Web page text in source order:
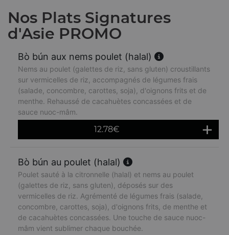
Nos Plats Signatures
d'Asie PROMO
Bò bún aux nems poulet (halal)
Nems au poulet (galettes de riz, sans gluten) croustillants
sur vermicelles de riz, accompagnés de légumes frais
(salade, concombre, carottes, soja), d'oignons frits et de
menthe. Rehaussé de cacahuètes concassées et de
sauce nuoc-mâm.
12.78€
Bò bún au poulet (halal)
Poulet sauté à la citronnelle (halal) et nems au poulet
(galettes de riz, sans gluten), déposés sur des
vermicelles de riz. Agrémenté de légumes frais (salade,
concombre, carottes, soja), d'oignons frits, de menthe et
de cacahuètes concassées. Une touche de sauce nuoc-
mâm vient sublimer chaque bouchée.